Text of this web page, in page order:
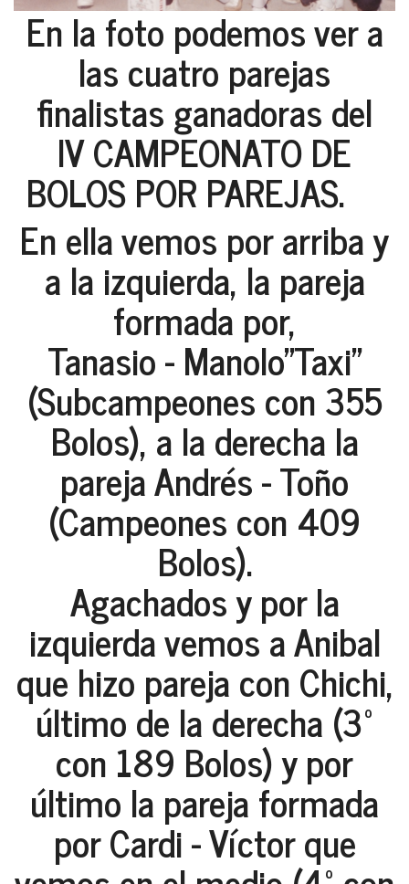
En la foto podemos ver a
las cuatro parejas
finalistas ganadoras del
IV CAMPEONATO DE
BOLOS POR PAREJAS.
En ella vemos por arriba y
a la izquierda, la pareja
formada por,
Tanasio - Manolo"Taxi"
(Subcampeones con 355
Bolos), a la derecha la
pareja Andrés - Toño
(Campeones con 409
Bolos).
Agachados y por la
izquierda vemos a Anibal
que hizo pareja con Chichi,
último de la derecha (3º
con 189 Bolos) y por
último la pareja formada
por Cardi - Víctor que